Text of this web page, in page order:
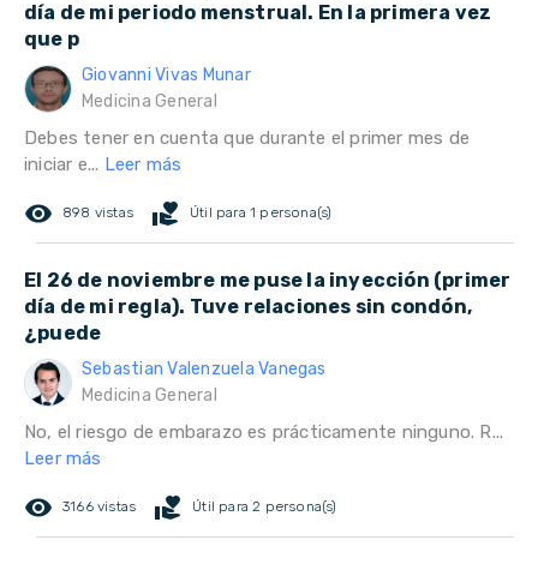
día de mi periodo menstrual. En la primera vez
que p
Giovanni Vivas Munar
Medicina General
Debes tener en cuenta que durante el primer mes de
iniciar e... Leer más
remove_red_eye 898 vistas volunteer_activism Útil para 1 persona(s)
El 26 de noviembre me puse la inyección (primer
día de mi regla). Tuve relaciones sin condón,
¿puede
Sebastian Valenzuela Vanegas
Medicina General
No, el riesgo de embarazo es prácticamente ninguno. R...
Leer más
remove_red_eye 3166 vistas volunteer_activism Útil para 2 persona(s)